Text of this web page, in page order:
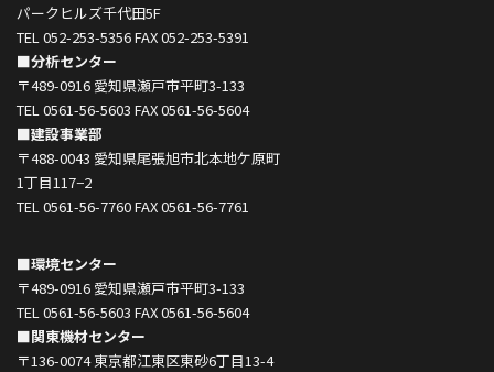
パークヒルズ千代田5F
TEL 052-253-5356 FAX 052-253-5391
■分析センター
〒489-0916 愛知県瀬戸市平町3-133
TEL 0561-56-5603 FAX 0561-56-5604
■建設事業部
〒488-0043 愛知県尾張旭市北本地ケ原町
1丁目117−2
TEL 0561-56-7760 FAX 0561-56-7761
■環境センター
〒489-0916 愛知県瀬戸市平町3-133
TEL 0561-56-5603 FAX 0561-56-5604
■関東機材センター
〒136-0074 東京都江東区東砂6丁目13-4